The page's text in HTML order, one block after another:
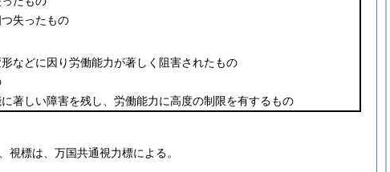
失ったもの
などに因り労働能力が著しく阻害されたもの
著しい障害を残し、労働能力に高度の制限を有するもの
標は、万国共通視力標による。